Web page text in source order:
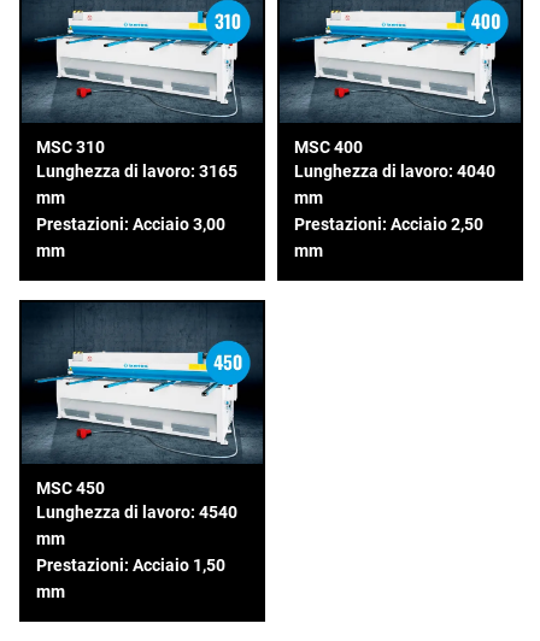
MSC 310
Lunghezza di lavoro: 3165
mm
Prestazioni: Acciaio 3,00
mm
MSC 400
Lunghezza di lavoro: 4040
mm
Prestazioni: Acciaio 2,50
mm
MSC 450
Lunghezza di lavoro: 4540
mm
Prestazioni: Acciaio 1,50
mm